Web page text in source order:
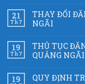
21
Th7
THAY ĐỔI
NGÃI
19
Th7
THỦ TỤC
QUẢNG NGÃI
19 QUY ĐỊNH